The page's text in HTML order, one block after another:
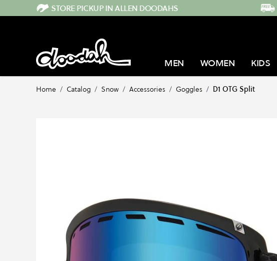
Direkt zum InhaltSTORE PICKUP IN ALLEN DOODAHS
MEN WOMEN KIDS
Home / Catalog / Snow / Accessories / Goggles / D1 OTG Split